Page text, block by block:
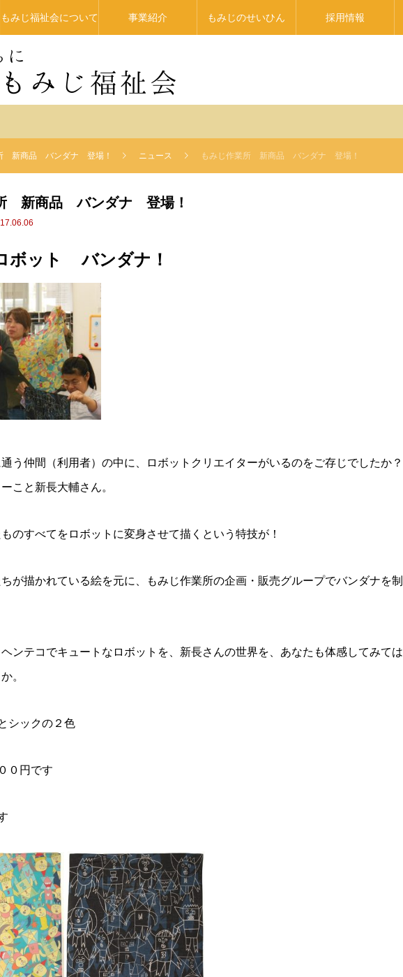
もみじ福祉会について 事業紹介 もみじのせいひん 採用情報
新商品 バンダナ 登場！ ニュース もみじ作業所 新商品 バンダナ 登場！
新商品 バンダナ 登場！
ボット バンダナ！
う仲間（利用者）の中に、ロボットクリエイターがいるのをご存じでしたか？
こと新長大輔さん。
のすべてをロボットに変身させて描くという特技が！
が描かれている絵を元に、もみじ作業所の企画・販売グループでバンダナを制
ンテコでキュートなロボットを、新長さんの世界を、あなたも体感してみては
。
シックの２色
０円です